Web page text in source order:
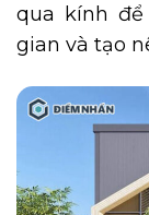
qua kính để
gian và tạo